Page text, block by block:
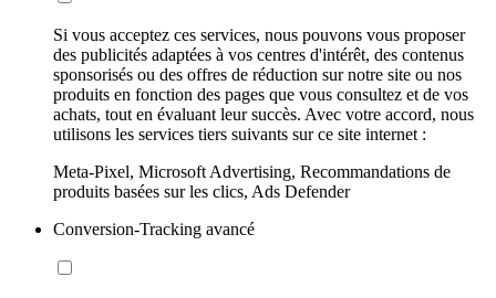
Si vous acceptez ces services, nous pouvons vous proposer
des publicités adaptées à vos centres d'intérêt, des contenus
sponsorisés ou des offres de réduction sur notre site ou nos
produits en fonction des pages que vous consultez et de vos
achats, tout en évaluant leur succès. Avec votre accord, nous
utilisons les services tiers suivants sur ce site internet :
Meta-Pixel, Microsoft Advertising, Recommandations de
produits basées sur les clics, Ads Defender
Conversion-Tracking avancé